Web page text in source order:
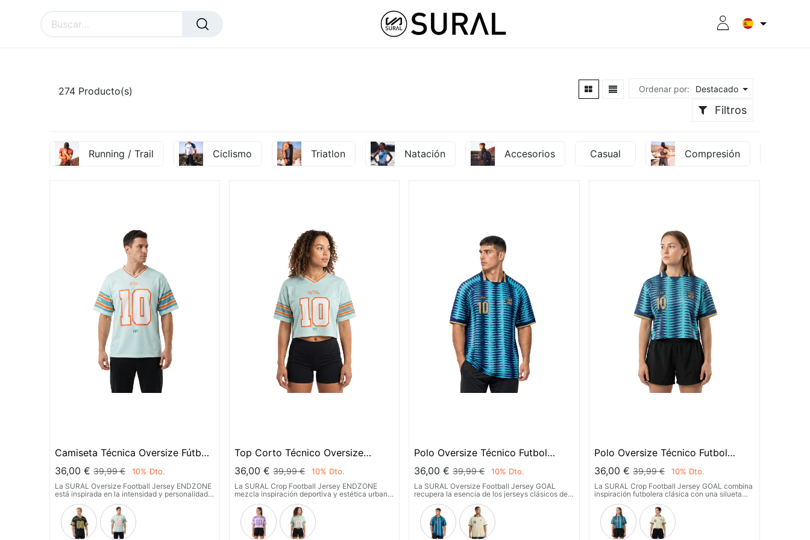
274 Producto(s) Ordenar por: Destacado
Filtros
Running / Trail Ciclismo Triatlon Natación Accesorios Casual Compresión
Camiseta Técnica Oversize Fútbol
Americano - ENDZONE
36,00 € 39,99€ 10% Dto.
La SURAL Oversize Football Jersey ENDZONE
está inspirada en la intensidad y personalidad
enfoque moderno y urbano. Su diseño oversize
y tejido técnico transpirable ofrecen una
combinación perfecta entre rendimiento,
comodidad y estilo.
Top Corto Técnico Oversize
Fútbol Americano - ENDZONE
36,00 € 39,99€ 10% Dto.
La SURAL Crop Football Jersey ENDZONE
mezcla inspiración deportiva y estética urbana
tejido técnico ligero proporciona comodidad y
transpirabilidad para acompañarte tanto en
entrenamientos como en looks casuales.
Polo Oversize Técnico Futbol
Hombre - GOAL
36,00 € 39,99€ 10% Dto.
La SURAL Oversize Football Jersey GOAL
recupera la esencia de los jerseys clásicos de
orientada al lifestyle y al rendimiento diario. Su
diseño oversize y tejido técnico transpirable
ofrecen comodidad y libertad de movimiento
dentro y fuera del gimnasio.
Polo Oversize Técnico Futbol
Mujer - GOAL
36,00 € 39,99€ 10% Dto.
La SURAL Crop Football Jersey GOAL combina
inspiración futbolera clásica con una silueta
deportivo y urbano. Su tejido técnico ligero y
transpirable ofrece frescura y comodidad
durante todo el día.